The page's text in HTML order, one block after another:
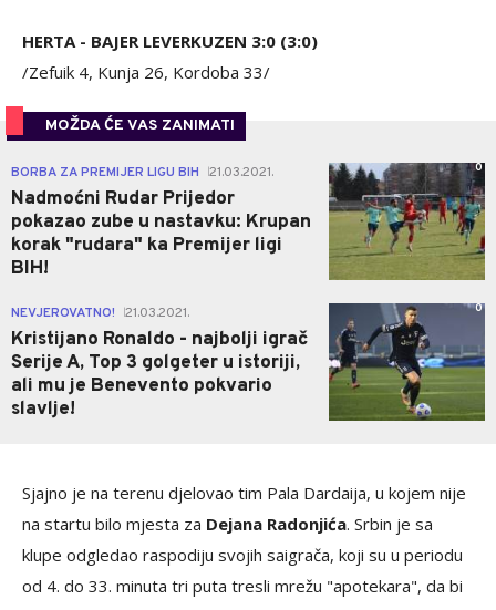
HERTA - BAJER LEVERKUZEN 3:0 (3:0)
/Zefuik 4, Kunja 26, Kordoba 33/
MOŽDA ĆE VAS ZANIMATI
BORBA ZA PREMIJER LIGU BIH 21.03.2021.
Nadmoćni Rudar Prijedor
pokazao zube u nastavku: Krupan
korak "rudara" ka Premijer ligi
BIH!
0
NEVJEROVATNO! 21.03.2021.
Kristijano Ronaldo - najbolji igrač
Serije A, Top 3 golgeter u istoriji,
ali mu je Benevento pokvario
slavlje!
0
Sjajno je na terenu djelovao tim Pala Dardaija, u kojem nije
na startu bilo mjesta za Dejana Radonjića. Srbin je sa
klupe odgledao raspodiju svojih saigrača, koji su u periodu
od 4. do 33. minuta tri puta tresli mrežu "apotekara", da bi